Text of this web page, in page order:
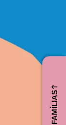
FAMÍLIAS